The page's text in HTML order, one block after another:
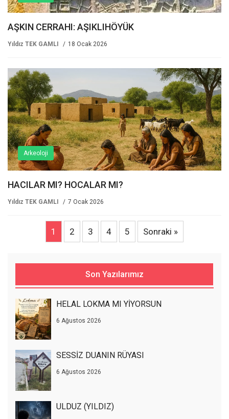
AŞKIN CERRAHI: AŞIKLIHÖYÜK
Yıldız TEK GAMLI 18 Ocak 2026
Arkeoloji
HACILAR MI? HOCALAR MI?
Yıldız TEK GAMLI 7 Ocak 2026
1 2 3 4 5 Sonraki »
Son Yazılarımız
HELAL LOKMA MI YİYORSUN
6 Ağustos 2026
SESSİZ DUANIN RÜYASI
6 Ağustos 2026
ULDUZ (YILDIZ)